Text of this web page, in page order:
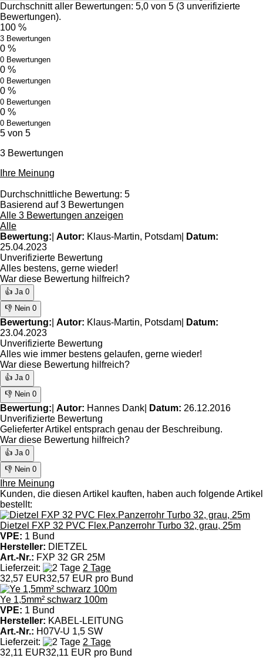
Durchschnitt aller Bewertungen: 5,0 von 5 (3 unverifizierte
Bewertungen).
100 %
3 Bewertungen
0 %
0 Bewertungen
0 %
0 Bewertungen
0 %
0 Bewertungen
0 %
0 Bewertungen
5 von 5
3 Bewertungen
Ihre Meinung
Durchschnittliche Bewertung: 5
Basierend auf 3 Bewertungen
Alle 3 Bewertungen anzeigen
Alle
Bewertung: Autor: Klaus-Martin, Potsdam
Datum:
25.04.2023
Unverifizierte Bewertung
Alles bestens, gerne wieder!
War diese Bewertung hilfreich?
👍 Ja 0
👎 Nein 0
Bewertung: Autor: Klaus-Martin, Potsdam
Datum:
23.04.2023
Unverifizierte Bewertung
Alles wie immer bestens gelaufen, gerne wieder!
War diese Bewertung hilfreich?
👍 Ja 0
👎 Nein 0
Bewertung: Autor: Hannes Dank Datum: 26.12.2016
Unverifizierte Bewertung
Gelieferter Artikel entsprach genau der Beschreibung.
War diese Bewertung hilfreich?
👍 Ja 0
👎 Nein 0
Ihre Meinung
Kunden, die diesen Artikel kauften, haben auch folgende Artikel
bestellt:
Dietzel FXP 32 PVC Flex.Panzerrohr Turbo 32, grau, 25m
VPE: 1 Bund
Hersteller: DIETZEL
Art.-Nr.: FXP 32 GR 25M
Lieferzeit:
2 Tage
32,57 EUR32,57 EUR pro Bund
Ye 1,5mm² schwarz 100m
VPE: 1 Bund
Hersteller: KABEL-LEITUNG
Art.-Nr.: H07V-U 1,5 SW
Lieferzeit:
2 Tage
32,11 EUR32,11 EUR pro Bund